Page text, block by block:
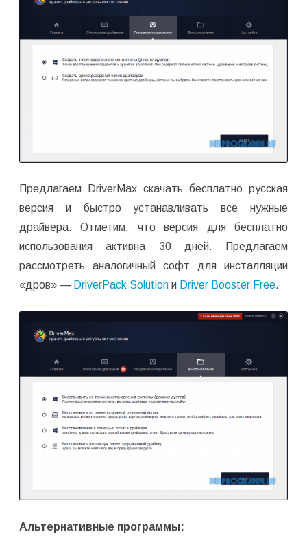
Предлагаем DriverMax скачать бесплатно русская
версия и быстро устанавливать все нужные
драйвера. Отметим, что версия для бесплатно
использования активна 30 дней. Предлагаем
рассмотреть аналогичный софт для инсталляции
«дров» — DriverPack Solution и Driver Booster Free.
Альтернативные программы: